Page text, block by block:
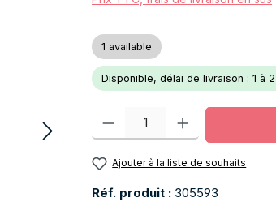
1 available
Disponible, délai de livraison : 1 à
Quantité de produit : Entrez la
Ajouter à la liste de souhaits
Réf. produit : 305593